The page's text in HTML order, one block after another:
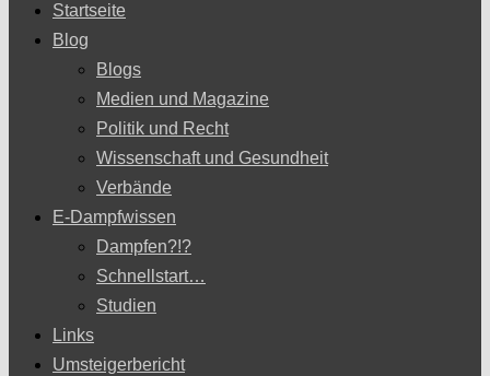
Startseite
Blog
Blogs
Medien und Magazine
Politik und Recht
Wissenschaft und Gesundheit
Verbände
E-Dampfwissen
Dampfen?!?
Schnellstart…
Studien
Links
Umsteigerbericht